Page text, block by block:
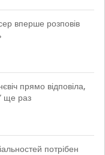
вперше розповів
прямо відповіла,
ще раз
потрібен